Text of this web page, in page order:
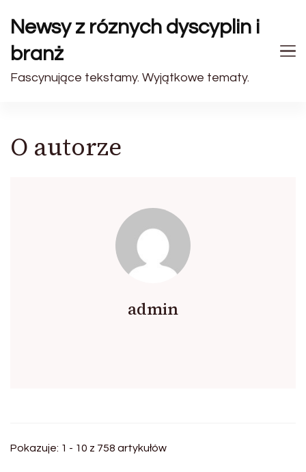
Newsy z róznych dyscyplin i
branż
Fascynujące tekstamy. Wyjątkowe tematy.
O autorze
admin
Pokazuje: 1 - 10 z 758 artykułów